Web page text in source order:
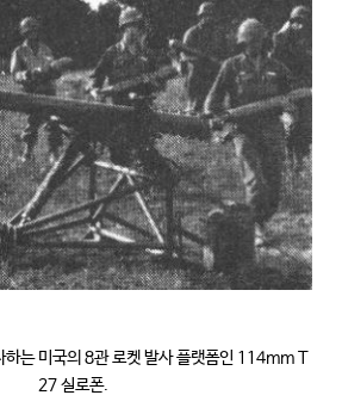
는 미국의 8관 로켓 발사 플랫폼인 114mm T
27 실로폰.